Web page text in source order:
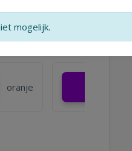
blauw
oranje
mogelijk.